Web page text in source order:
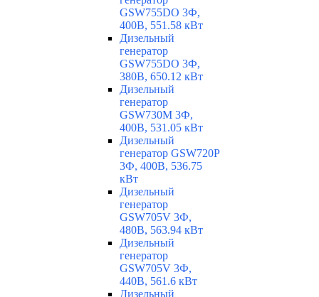
GSW755DO 3Ф,
400В, 551.58 кВт
Дизельный
генератор
GSW755DO 3Ф,
380В, 650.12 кВт
Дизельный
генератор
GSW730M 3Ф,
400В, 531.05 кВт
Дизельный
генератор GSW720P
3Ф, 400В, 536.75
кВт
Дизельный
генератор
GSW705V 3Ф,
480В, 563.94 кВт
Дизельный
генератор
GSW705V 3Ф,
440В, 561.6 кВт
Дизельный